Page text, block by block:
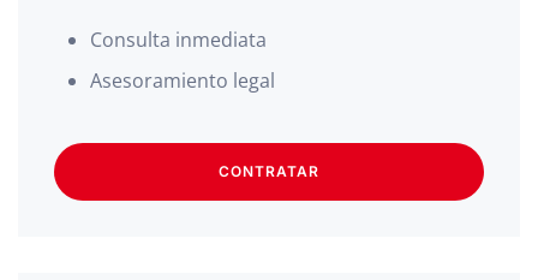
Consulta inmediata
Asesoramiento legal
CONTRATAR